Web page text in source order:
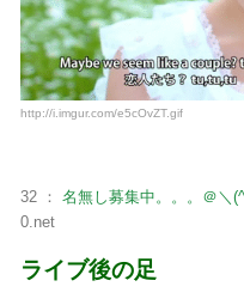
http://i.imgur.com/e5cOvZT.gif
32 ： 名無し募集中。。。＠＼
0.net
ライブ後の足